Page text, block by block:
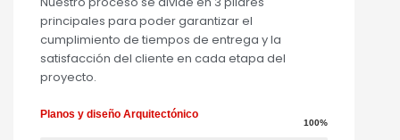
principales para poder garantizar el
cumplimiento de tiempos de entrega y la
satisfacción del cliente en cada etapa del
proyecto.
Planos y diseño Arquitectónico
100%